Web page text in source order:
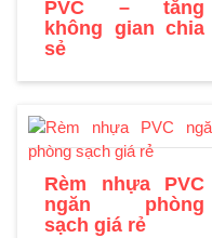
PVC – tăng
không gian chia
sẻ
Rèm nhựa PVC
ngăn phòng
sạch giá rẻ